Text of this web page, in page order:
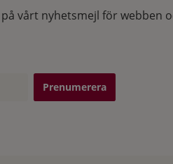
vårt nyhetsmejl för webben
på: